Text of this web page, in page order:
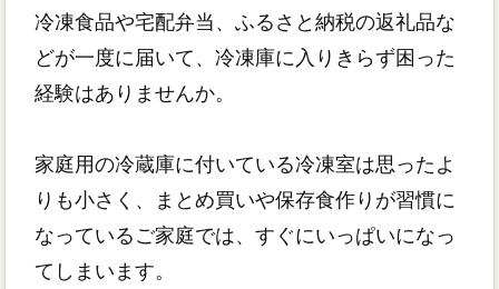
冷凍食品や宅配弁当、ふるさと納税の返礼品な
どが一度に届いて、冷凍庫に入りきらず困った
経験はありませんか。
家庭用の冷蔵庫に付いている冷凍室は思ったよ
りも小さく、まとめ買いや保存食作りが習慣に
なっているご家庭では、すぐにいっぱいになっ
てしまいます。